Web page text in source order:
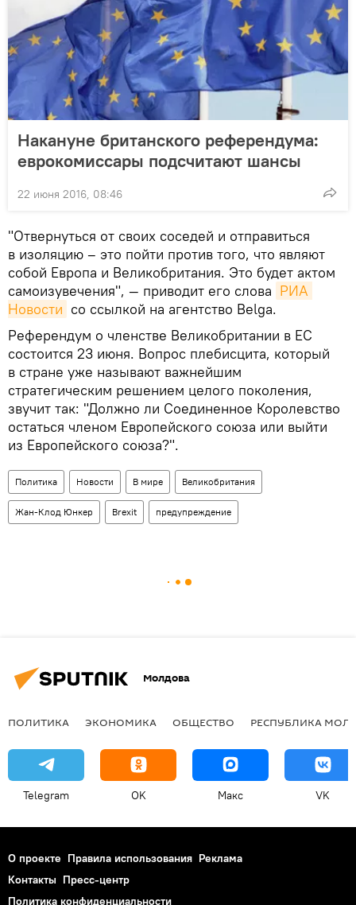
Накануне британского референдума:
еврокомиссары подсчитают шансы
22 июня 2016, 08:46
"Отвернуться от своих соседей и отправиться
в изоляцию – это пойти против того, что являют
собой Европа и Великобритания. Это будет актом
самоизувечения", — приводит его слова РИА
Новости со ссылкой на агентство Belga.
Референдум о членстве Великобритании в ЕС
состоится 23 июня. Вопрос плебисцита, который
в стране уже называют важнейшим
стратегическим решением целого поколения,
звучит так: "Должно ли Соединенное Королевство
остаться членом Европейского союза или выйти
из Европейского союза?".
Политика Новости В мире Великобритания
Жан-Клод Юнкер Brexit предупреждение
Молдова
ПОЛИТИКА ЭКОНОМИКА ОБЩЕСТВО РЕСПУБЛИКА
Telegram OK Макс VK
О проекте Правила использования Реклама
Контакты Пресс-центр
Политика конфиденциальности